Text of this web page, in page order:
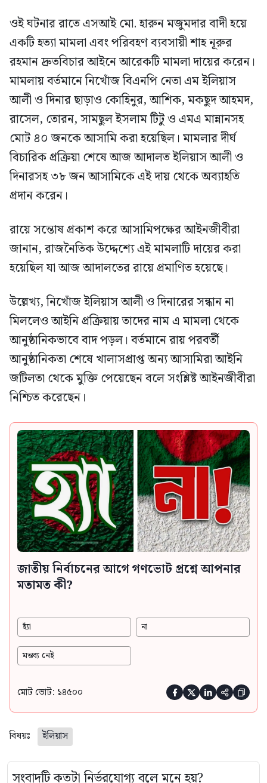
ওই ঘটনার রাতে এসআই মো. হারুন মজুমদার বাদী হয়ে
একটি হত্যা মামলা এবং পরিবহণ ব্যবসায়ী শাহ নূরুর
রহমান দ্রুতবিচার আইনে আরেকটি মামলা দায়ের করেন।
মামলায় বর্তমানে নিখোঁজ বিএনপি নেতা এম ইলিয়াস
আলী ও দিনার ছাড়াও কোহিনুর, আশিক, মকছুদ আহমদ,
রাসেল, তোরন, সামছুল ইসলাম টিটু ও এমএ মান্নানসহ
মোট ৪০ জনকে আসামি করা হয়েছিল। মামলার দীর্ঘ
বিচারিক প্রক্রিয়া শেষে আজ আদালত ইলিয়াস আলী ও
দিনারসহ ৩৮ জন আসামিকে এই দায় থেকে অব্যাহতি
প্রদান করেন।
রায়ে সন্তোষ প্রকাশ করে আসামিপক্ষের আইনজীবীরা
জানান, রাজনৈতিক উদ্দেশ্যে এই মামলাটি দায়ের করা
হয়েছিল যা আজ আদালতের রায়ে প্রমাণিত হয়েছে।
উল্লেখ্য, নিখোঁজ ইলিয়াস আলী ও দিনারের সন্ধান না
মিললেও আইনি প্রক্রিয়ায় তাদের নাম এ মামলা থেকে
আনুষ্ঠানিকভাবে বাদ পড়ল। বর্তমানে রায় পরবর্তী
আনুষ্ঠানিকতা শেষে খালাসপ্রাপ্ত অন্য আসামিরা আইনি
জটিলতা থেকে মুক্তি পেয়েছেন বলে সংশ্লিষ্ট আইনজীবীরা
নিশ্চিত করেছেন।
জাতীয় নির্বাচনের আগে গণভোট প্রশ্নে আপনার
মতামত কী?
হ্যাঁ না
মন্তব্য নেই
মোট ভোট: ১৪৫০০     
বিষয়ঃ ইলিয়াস
সংবাদটি কতটা নির্ভরযোগ্য বলে মনে হয়?